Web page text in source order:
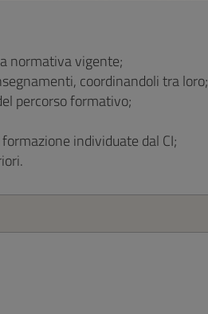
normativa vigente;
coordinandoli tra loro;
percorso formativo;
individuate dal CI;